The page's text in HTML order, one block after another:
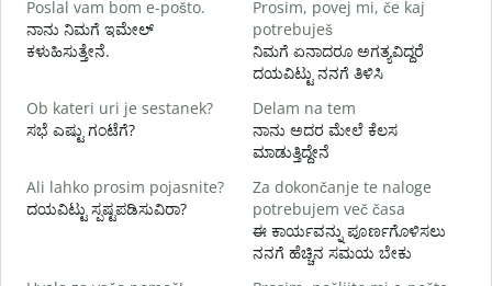
Poslal vam bom e-pošto.
ನಾನು ನಿಮಗೆ ಇಮೇಲ್
ಕಳುಹಿಸುತ್ತೇನೆ.
Prosim, povej mi, če kaj
potrebuješ
ನಿಮಗೆ ಏನಾದರೂ ಅಗತ್ಯವಿದ್ದರೆ
ದಯವಿಟ್ಟು ನನಗೆ ತಿಳಿಸಿ
Ob kateri uri je sestanek?
ಸಭೆ ಎಷ್ಟು ಗಂಟೆಗೆ?
Delam na tem
ನಾನು ಅದರ ಮೇಲೆ ಕೆಲಸ
ಮಾಡುತ್ತಿದ್ದೇನೆ
Ali lahko prosim pojasnite?
ದಯವಿಟ್ಟು ಸ್ಪಷ್ಟಪಡಿಸುವಿರಾ?
Za dokončanje te naloge
potrebujem več časa
ಈ ಕಾರ್ಯವನ್ನು ಪೂರ್ಣಗೊಳಿಸಲು
ನನಗೆ ಹೆಚ್ಚಿನ ಸಮಯ ಬೇಕು